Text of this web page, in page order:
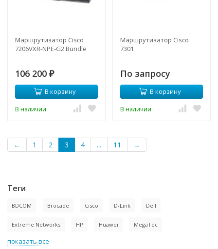
Маршрутизатор Cisco
7206VXR-NPE-G2 Bundle
106 200 ₽
В корзину
В наличии
Маршрутизатор Cisco
7301
По запросу
В корзину
В наличии
← 1 2 3 4 ... 11 →
Теги
BDCOM Brocade Cisco D-Link Dell
Extreme Networks HP Huawei MegaTec
показать все